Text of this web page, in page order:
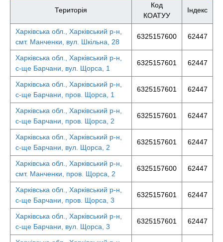
Територія
Код
КОАТУУ
Індекс
Харківська обл., Харківський р-н,
смт. Манченки, вул. Шкільна, 28
6325157600 62447
Харківська обл., Харківський р-н,
с-ще Барчани, вул. Щорса, 1
6325157601 62447
Харківська обл., Харківський р-н,
с-ще Барчани, пров. Щорса, 1
6325157601 62447
Харківська обл., Харківський р-н,
с-ще Барчани, пров. Щорса, 2
6325157601 62447
Харківська обл., Харківський р-н,
с-ще Барчани, вул. Щорса, 2
6325157601 62447
Харківська обл., Харківський р-н,
смт. Манченки, пров. Щорса, 2
6325157600 62447
Харківська обл., Харківський р-н,
с-ще Барчани, пров. Щорса, 3
6325157601 62447
Харківська обл., Харківський р-н,
с-ще Барчани, вул. Щорса, 3
6325157601 62447